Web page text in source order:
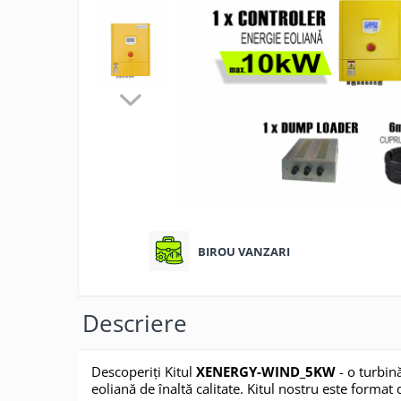
FOTOVOLTAICE
INVERTOARE
SISTEME DE MONTAJ
BIROU VANZARI
Descriere
Descoperiți Kitul XENERGY-WIND_5KW - o
eoliană de înaltă calitate. Kitul nostru este format